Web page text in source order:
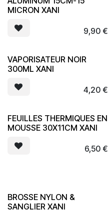
MICRON XANI
9,90€
VAPORISATEUR NOIR
300ML XANI
4,20€
FEUILLES THERMIQUES EN
MOUSSE 30X11CM XANI
6,50€
BROSSE NYLON &
SANGLIER XANI